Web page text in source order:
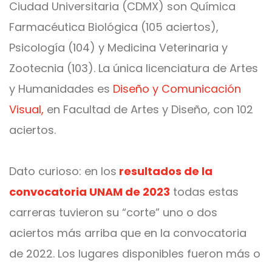
Ciudad Universitaria (CDMX) son Química
Farmacéutica Biológica (105 aciertos),
Psicología (104) y Medicina Veterinaria y
Zootecnia (103). La única licenciatura de Artes
y Humanidades es Diseño y Comunicación
Visual, en Facultad de Artes y Diseño, con 102
aciertos.
Dato curioso: en los resultados de la
convocatoria UNAM de 2023 todas estas
carreras tuvieron su “corte” uno o dos
aciertos más arriba que en la convocatoria
de 2022. Los lugares disponibles fueron más o